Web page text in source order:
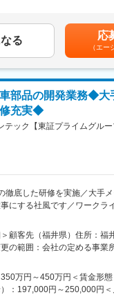
る実感を持つことができます
上場企業ならではの福利厚生
においてもサポートがあり
も安心してスタートできる
ます。
スキルを習得し、実務に参
店を通しての営業ですが、
な折衝がメインとなります。
会社の定める業務
連でのご経験がなくとも問
術職となりますので設備に関
・推進などの統括力を身に
アプラン
：導入研修
の就業スタート
～キャリアUP支援制度
の指導やe-learningも充実
：実務手当賃金はあくまで
下する可能性があります。月
る 応
（エー
部品の開発業務◆大
充実◆
テック【東証プライムグル
徹底した研修を実施／大手
にする社風です／ワークラ
材料の基礎試験、分析の実
ン：
ドインテックで未経験から
顧客先（福井県）住所：福
の範囲：会社の定める事業
万円～450万円＜賃金形
：197,000円～250,000円